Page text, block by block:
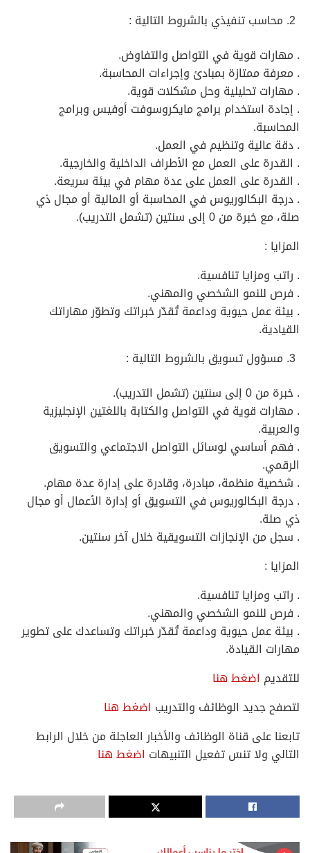
محاسب تنفيذي بالشروط التالية :
. مهارات قوية في التواصل والتفاوض.
. معرفة ممتازة بمبادئ وإجراءات المحاسبة.
. مهارات تحليلية وحل مشكلات قوية.
. إجادة استخدام برامج مايكروسوفت أوفيس وبرامج
المحاسبة.
. دقة عالية وتنظيم في العمل.
. القدرة على العمل مع الأطراف الداخلية والخارجية.
. القدرة على العمل على عدة مهام في بيئة سريعة.
. درجة البكالوريوس في المحاسبة أو المالية أو مجال ذي
صلة، مع خبرة من 0 إلى سنتين (تشمل التدريب).
المزايا :
. راتب ومزايا تنافسية.
. فرص للنمو الشخصي والمهني.
. بيئة عمل حيوية وداعمة تُقدّر خبراتك وتطوّر مهاراتك
القيادية.
مسؤول تسويق بالشروط التالية :
. خبرة من 0 إلى سنتين (تشمل التدريب).
. مهارات قوية في التواصل والكتابة باللغتين الإنجليزية
والعربية.
. فهم أساسي لوسائل التواصل الاجتماعي والتسويق
الرقمي.
. شخصية منظمة، مبادرة، وقادرة على إدارة عدة مهام.
. درجة البكالوريوس في التسويق أو إدارة الأعمال أو مجال
ذي صلة.
. سجل من الإنجازات التسويقية خلال آخر سنتين.
المزايا :
. راتب ومزايا تنافسية.
. فرص للنمو الشخصي والمهني.
. بيئة عمل حيوية وداعمة تُقدّر خبراتك وتساعدك على تطوير
مهارات القيادة.
للتقديم اضغط هنا
لتصفح جديد الوظائف والتدريب اضغط هنا
تابعنا على قناة الوظائف والأخبار العاجلة من خلال الرابط
التالي ولا تنسَ تفعيل التنبيهات اضغط هنا